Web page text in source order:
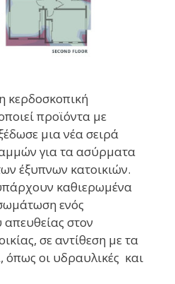
κερδοσκοπική
προϊόντα με
μια νέα σειρά
για τα ασύρματα
έξυπνων κατοικιών.
καθιερωμένα
ενός
στον
σε αντίθεση με τα
όπως οι υδραυλικές και